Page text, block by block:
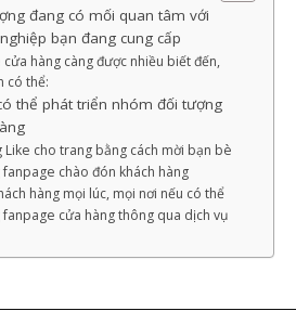
đang có mối quan tâm với
bạn đang cung cấp
hàng càng được nhiều biết đến,
có thể:
thể phát triển nhóm đối tượng
Like cho trang bằng cách mời bạn bè
chào đón khách hàng
hàng mọi lúc, mọi nơi nếu có thể
fanpage cửa hàng thông qua dịch vụ